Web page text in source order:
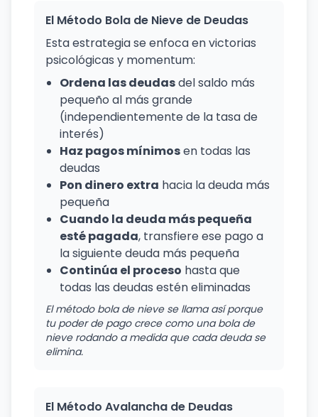
El Método Bola de Nieve de Deudas
Esta estrategia se enfoca en victorias
psicológicas y momentum:
Ordena las deudasdel saldo más
pequeño al más grande
(independientemente de la tasa de
interés)
Haz pagos mínimosen todas las
deudas
Pon dinero extra hacia la deuda más
pequeña
Cuando la deuda más pequeña
esté pagada, transfiere ese pago a
la siguiente deuda más pequeña
Continúa el proceso hasta que
todas las deudas estén eliminadas
El método bola de nieve se llama así porque
tu poder de pago crece como una bola de
nieve rodando a medida que cada deuda se
elimina.
El Método Avalancha de Deudas